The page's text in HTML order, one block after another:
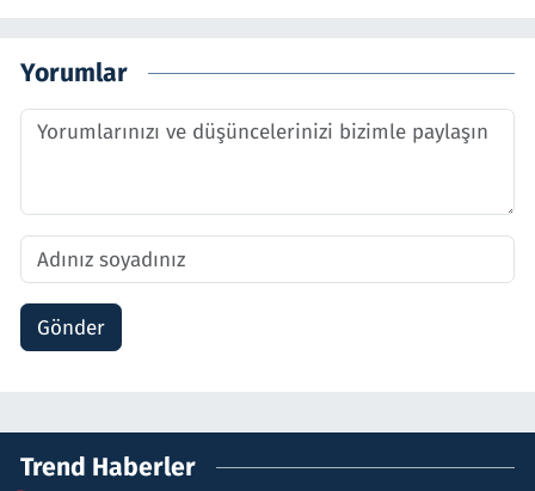
Yorumlar
Gönder
Trend Haberler